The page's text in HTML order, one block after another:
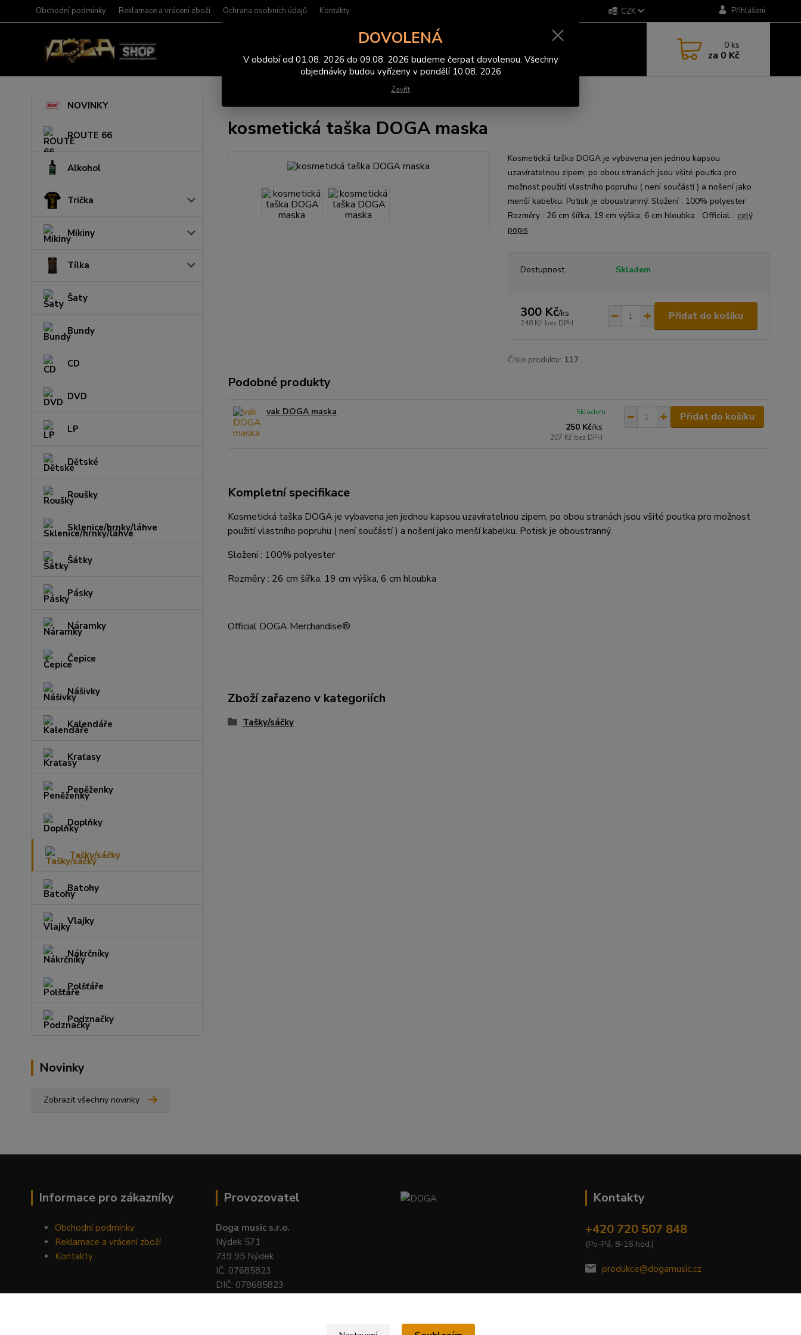
Obchodní podmínky Reklamace a vrácení zboží Ochrana osobních údajů Kontakty CZK Přihlášení
0 ks
za 0 Kč
NOVINKY
ROUTE 66
Alkohol
Trička
Mikiny
Tílka
Šaty
Bundy
CD
DVD
LP
Dětské
Roušky
Sklenice/hrnky/láhve
Šátky
Pásky
Náramky
Čepice
Nášivky
Kalendáře
Kraťasy
Peněženky
Doplňky
Tašky/sáčky
Batohy
Vlajky
Nákrčníky
Polšťáře
Podznačky
Novinky
Zobrazit všechny novinky
kosmetická taška DOGA maska
Kosmetická taška DOGA je vybavena jen jednou kapsou
uzavíratelnou zipem, po obou stranách jsou všité poutka pro
možnost použití vlastního popruhu ( není součástí ) a nošení jako
menší kabelku. Potisk je oboustranný. Složení : 100% polyester
Rozměry : 26 cm šířka, 19 cm výška, 6 cm hloubka Official... celý
popis
Dostupnost Skladem
300 Kč/ks
248 Kč bez DPH
Přidat do košíku
Číslo produktu: 117
Podobné produkty
vak DOGA maska
250 Kč/ks
207 Kč bez DPH
Skladem Přidat do košíku
Kompletní specifikace
Kosmetická taška DOGA je vybavena jen jednou kapsou uzavíratelnou zipem, po obou stranách jsou všité poutka pro možnost
použití vlastního popruhu ( není součástí ) a nošení jako menší kabelku. Potisk je oboustranný.
Složení : 100% polyester
Rozměry : 26 cm šířka, 19 cm výška, 6 cm hloubka
Official DOGA Merchandise®
Zboží zařazeno v kategoriích
Tašky/sáčky
Informace pro zákazníky
Obchodní podmínky
Reklamace a vrácení zboží
Kontakty
Provozovatel
Doga music s.r.o.
Nýdek 571
739 95 Nýdek
IČ: 07685823
DIČ: 078685823
Kontakty
+420 720 507 848
(Po-Pá, 8-16 hod.)
produkce@dogamusic.cz
DOVOLENÁ
V období od 01.08. 2026 do 09.08. 2026 budeme čerpat dovolenou. Všechny
objednávky budou vyřízeny v pondělí 10.08. 2026
Zavřít